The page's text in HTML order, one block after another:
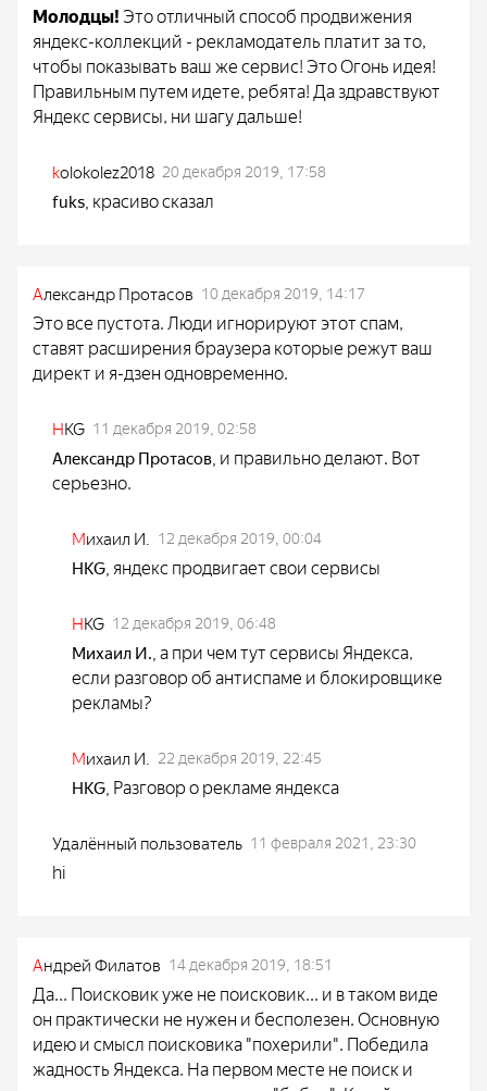
Молодцы! Это отличный способ продвижения
яндекс-коллекций - рекламодатель платит за то,
чтобы показывать ваш же сервис! Это Огонь идея!
Правильным путем идете, ребята! Да здравствуют
Яндекс сервисы, ни шагу дальше!
kolokolez2018 20 декабря 2019, 17:58
fuks красиво сказал
Александр Протасов 10 декабря 2019, 14:17
Это все пустота. Люди игнорируют этот спам,
ставят расширения браузера которые режут ваш
директ и я-дзен одновременно.
HKG 11 декабря 2019, 02:58
Александр Протасов и правильно делают. Вот
серьезно.
Михаил И. 12 декабря 2019, 00:04
HKG яндекс продвигает свои сервисы
HKG 12 декабря 2019, 06:48
Михаил И. а при чем тут сервисы Яндекса,
если разговор об антиспаме и блокировщике
рекламы?
Михаил И. 22 декабря 2019, 22:45
HKG Разговор о рекламе яндекса
Удалённый пользователь 11 февраля 2021, 23:30
hi
Андрей Филатов 14 декабря 2019, 18:51
Да... Поисковик уже не поисковик... и в таком виде
он практически не нужен и бесполезен. Основную
идею и смысл поисковика "похерили". Победила
жадность Яндекса. На первом месте не поиск и